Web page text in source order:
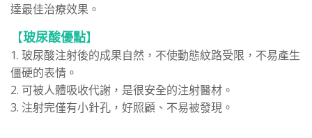
達最佳治療效果。
【玻尿酸優點】
1. 玻尿酸注射後的成果自然，不使動態紋路受限，不易產生
僵硬的表情。
2. 可被人體吸收代謝，是很安全的注射醫材。
3. 注射完僅有小針孔，好照顧、不易被發現。